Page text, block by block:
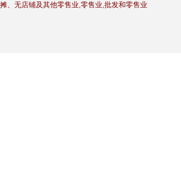
、无店铺及其他零售业,零售业,批发和零售业